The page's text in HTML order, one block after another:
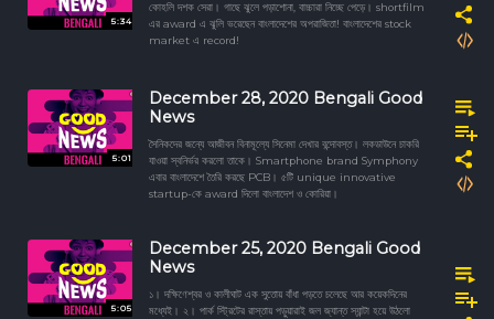
5:34
কোহলি দশক সেরা। গাছে ঝুলে পড়াশোনা, বাচ্চারা নিচ্ছে পেড়ে। shortfilm
এর award এ ঝুলি ভরেছেন বাংলাদেশের অপরাজিতা! বাংলাদেশের stock
market এ record!
5:01
December 28, 2020 Bengali Good
News
সৈনিকদের জন্যে আজীবন বিনামূল্যে সিনেমা দেখার বন্দোবস্ত। লকডাউনে চাকরি
যাওয়া স্বনির্ভর করলো তাকে। Smartphone brand Symphony
এবার বাংলাদেশে তৈরি করছে PCB। ৫টি unique innovative
startup-কে award দিলো বাংলাদেশ ও কোরিয়া।
5:05
December 25, 2020 Bengali Good
News
১। দক্ষিণেশ্বর ও কালীঘাট এক সুতোয় বাঁধা পড়তে চলেছে আর কয়েকদিনের
মধ্যেই। ২। পার্ক স্ট্রিটের রাস্তায় পড়ুয়ারাই জল জ্যান্ত স্যান্টা হয়ে উঠলো